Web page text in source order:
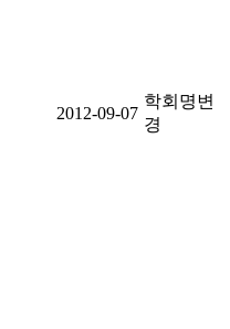
2012-09-07
학회명변
경